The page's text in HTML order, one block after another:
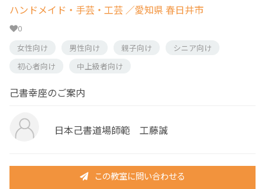
ハンドメイド・手芸・工芸 ／愛知県 春日井市
0
女性向け
男性向け 親子向け
シニア向け
初心者向け
中上級者向け
己書幸座のご案内
日本己書道場師範 工藤誠
この教室に問い合わせる